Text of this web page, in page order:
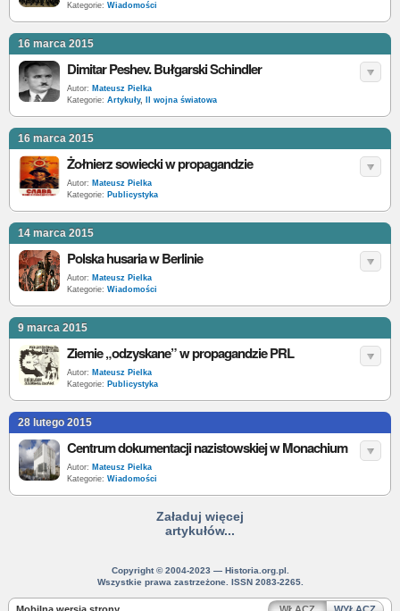
Kategorie: Wiadomości
16 marca 2015
Dimitar Peshev. Bułgarski Schindler
Autor: Mateusz Pielka
Kategorie: Artykuły, II wojna światowa
16 marca 2015
Żołnierz sowiecki w propagandzie
Autor: Mateusz Pielka
Kategorie: Publicystyka
14 marca 2015
Polska husaria w Berlinie
Autor: Mateusz Pielka
Kategorie: Wiadomości
9 marca 2015
Ziemie „odzyskane” w propagandzie PRL
Autor: Mateusz Pielka
Kategorie: Publicystyka
28 lutego 2015
Centrum dokumentacji nazistowskiej w Monachium
Autor: Mateusz Pielka
Kategorie: Wiadomości
Załaduj więcej
artykułów...
Copyright © 2004-2023 — Historia.org.pl.
Wszystkie prawa zastrzeżone. ISSN 2083-2265.